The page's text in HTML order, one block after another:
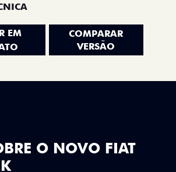
EM
COMPARAR
VERSÃO
O NOVO FIAT